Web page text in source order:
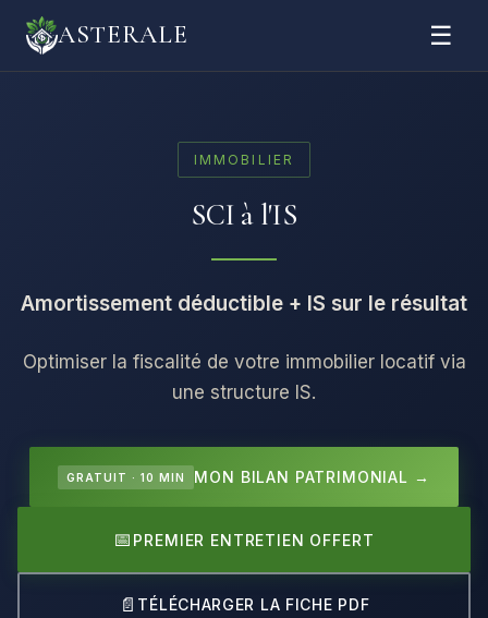
ASTERALE ☰
IMMOBILIER
SCI à l'IS
Amortissement déductible + IS sur le résultat
Optimiser la fiscalité de votre immobilier locatif via
une structure IS.
GRATUIT · 10 MIN MON BILAN PATRIMONIAL →
📅 PREMIER ENTRETIEN OFFERT
📄 TÉLÉCHARGER LA FICHE PDF